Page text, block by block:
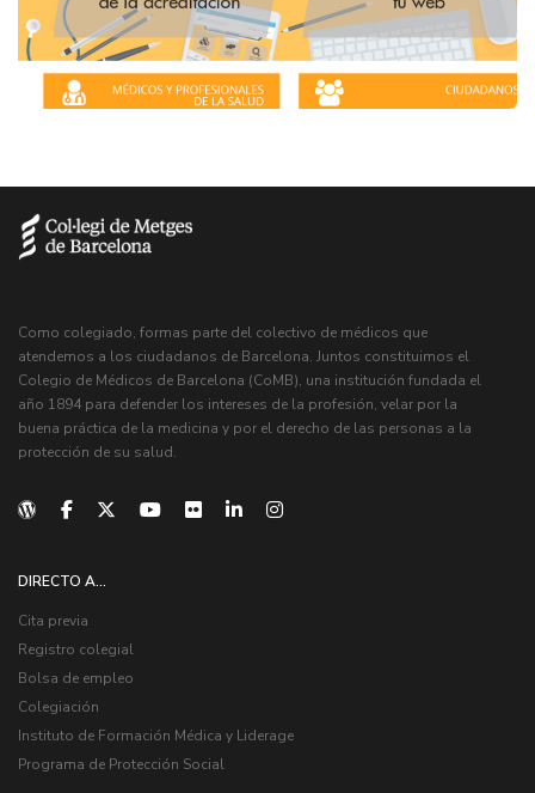
Como colegiado, formas parte del colectivo de médicos que
atendemos a los ciudadanos de Barcelona. Juntos constituimos el
Colegio de Médicos de Barcelona (CoMB), una institución fundada el
año 1894 para defender los intereses de la profesión, velar por la
buena práctica de la medicina y por el derecho de las personas a la
protección de su salud.
DIRECTO A...
Cita previa
Registro colegial
Bolsa de empleo
Colegiación
Instituto de Formación Médica y Liderage
Programa de Protección Social